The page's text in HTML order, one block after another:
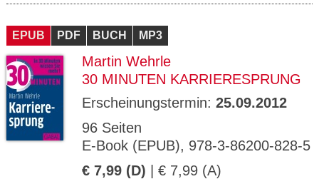
EPUB PDF BUCH MP3
Martin Wehrle
30 MINUTEN KARRIERESPRUNG
Erscheinungstermin: 25.09.2012
96 Seiten
E-Book (EPUB), 978-3-86200-828-5
€ 7,99 (D) | € 7,99 (A)